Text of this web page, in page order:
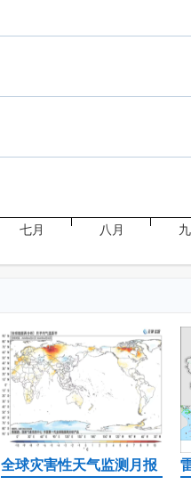
七月 八月
全球灾害性天气监测月报